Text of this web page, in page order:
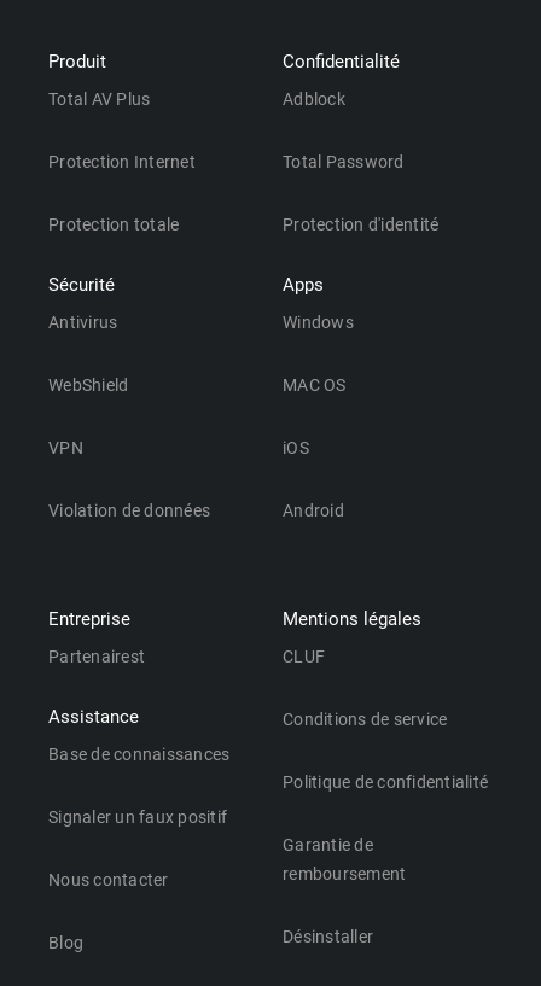
Produit
Total AV Plus
Protection Internet
Protection totale
Sécurité
Antivirus
WebShield
VPN
Violation de données
Confidentialité
Adblock
Total Password
Protection d'identité
Apps
Windows
MAC OS
iOS
Android
Entreprise
Partenairest
Assistance
Base de connaissances
Signaler un faux positif
Nous contacter
Blog
Mentions légales
CLUF
Conditions de service
Politique de confidentialité
Garantie de
remboursement
Désinstaller